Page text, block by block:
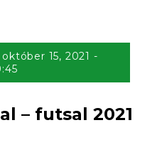
15, 2021 -
– futsal 2021